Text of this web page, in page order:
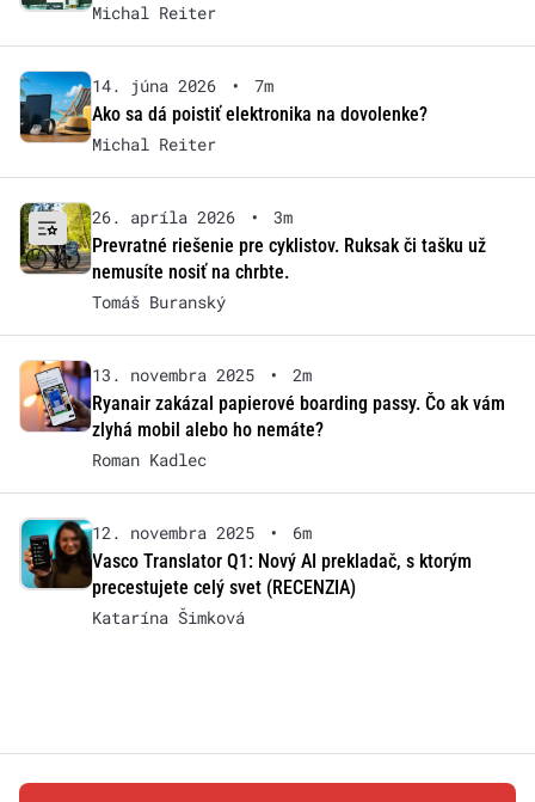
Michal Reiter
14. júna 2026 •
7m
Ako sa dá poistiť elektronika na dovolenke?
Michal Reiter
26. apríla 2026 •
3m
Prevratné riešenie pre cyklistov. Ruksak či tašku už
nemusíte nosiť na chrbte.
Tomáš Buranský
13. novembra 2025 •
2m
Ryanair zakázal papierové boarding passy. Čo ak vám
zlyhá mobil alebo ho nemáte?
Roman Kadlec
12. novembra 2025 •
6m
Vasco Translator Q1: Nový AI prekladač, s ktorým
precestujete celý svet (RECENZIA)
Katarína Šimková